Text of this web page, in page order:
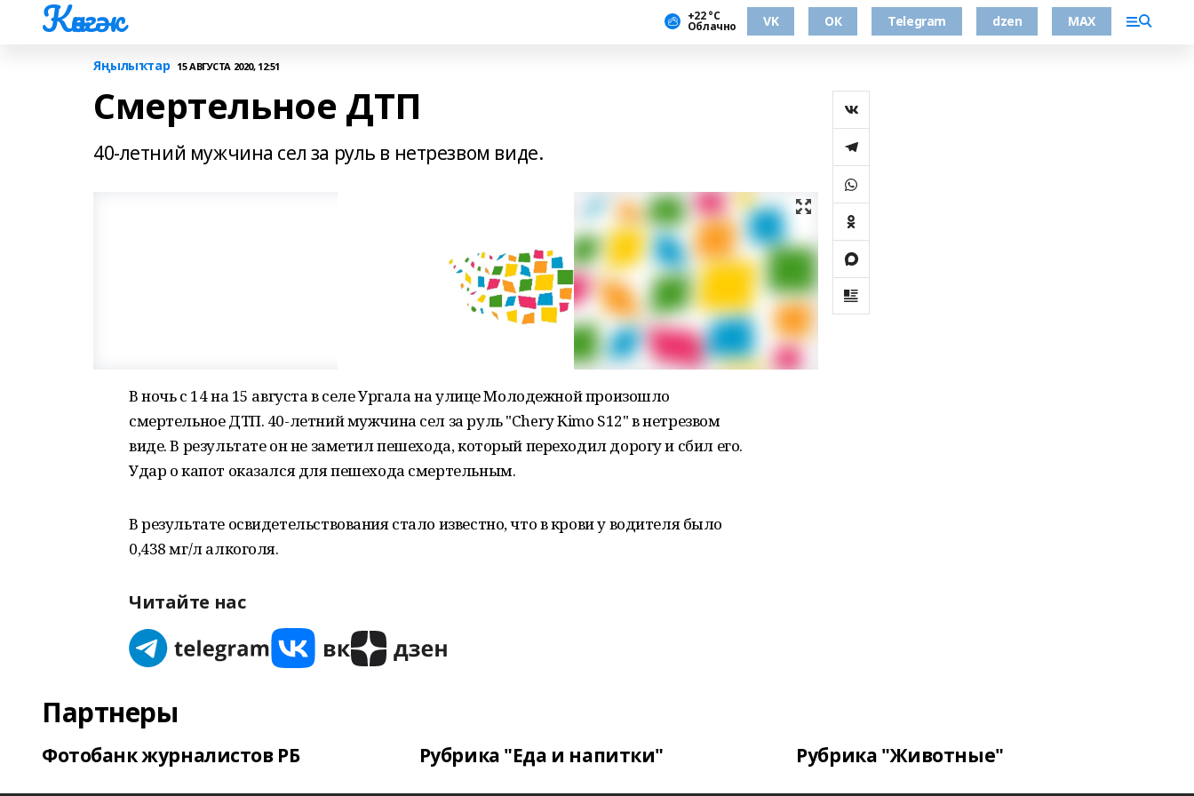
Көнгәк +22 °С
Облачно VK ОК Telegram dzen MAX
Яңылыҡтар 15 АВГУСТА 2020, 12:51
Смертельное ДТП
40-летний мужчина сел за руль в нетрезвом виде.
В ночь с 14 на 15 августа в селе Ургала на улице Молодежной произошло
смертельное ДТП. 40-летний мужчина сел за руль "Chery Kimo S12" в нетрезвом
виде. В результате он не заметил пешехода, который переходил дорогу и сбил его.
Удар о капот оказался для пешехода смертельным.
В результате освидетельствования стало известно, что в крови у водителя было
0,438 мг/л алкоголя.
Читайте нас
Партнеры
Фотобанк журналистов РБ Рубрика "Еда и напитки" Рубрика "Животные"